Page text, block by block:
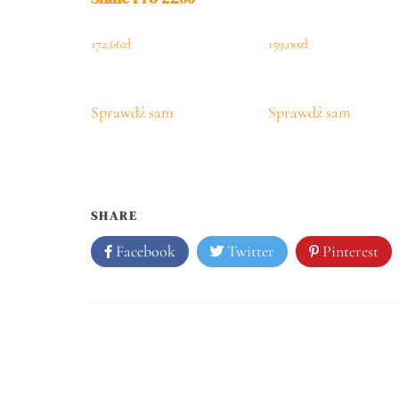
172,66zł
Sprawdź sam
159,00zł
Sprawdź sam
SHARE
Facebook Twitter Pinterest